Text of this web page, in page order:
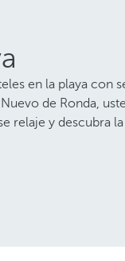
en la playa con
de Ronda,
relaje y descubra